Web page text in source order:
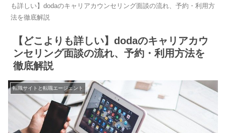
も詳しい】dodaのキャリアカウンセリング面談の流れ、予約・利用方
法を徹底解説
【どこよりも詳しい】dodaのキャリアカウ
ンセリング面談の流れ、予約・利用方法を
徹底解説
転職サイトと転職エージェント